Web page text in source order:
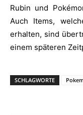
Rubin und
Auch Items,
erhalten, sind
einem späteren
SCHLAGWORTE